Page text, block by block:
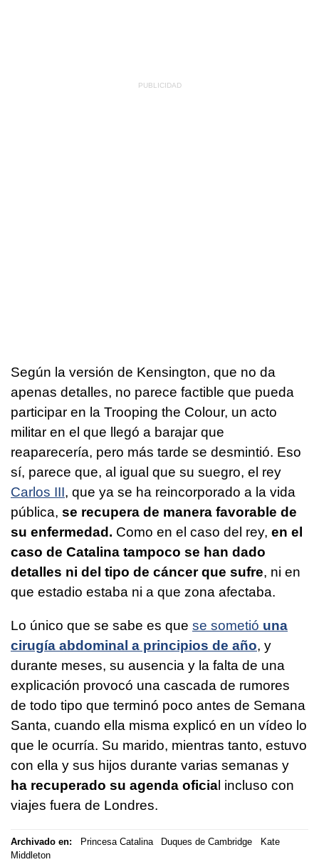
Según la versión de Kensington, que no da
apenas detalles, no parece factible que pueda
participar en la Trooping the Colour, un acto
militar en el que llegó a barajar que
reaparecería, pero más tarde se desmintió. Eso
sí, parece que, al igual que su suegro, el rey
Carlos III, que ya se ha reincorporado a la vida
pública, se recupera de manera favorable de
su enfermedad. Como en el caso del rey, en el
caso de Catalina tampoco se han dado
detalles ni del tipo de cáncer que sufre, ni en
que estadio estaba ni a que zona afectaba.
Lo único que se sabe es que se sometió una
cirugía abdominal a principios de año, y
durante meses, su ausencia y la falta de una
explicación provocó una cascada de rumores
de todo tipo que terminó poco antes de Semana
Santa, cuando ella misma explicó en un vídeo lo
que le ocurría. Su marido, mientras tanto, estuvo
con ella y sus hijos durante varias semanas y
ha recuperado su agenda oficial incluso con
viajes fuera de Londres.
Archivado en: Princesa Catalina Duques de Cambridge
Kate
Middleton